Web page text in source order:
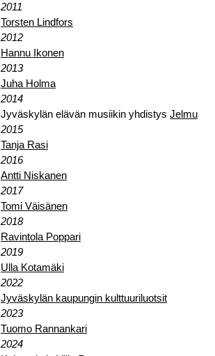
2011
Torsten Lindfors
2012
Hannu Ikonen
2013
Juha Holma
2014
Jyväskylän elävän musiikin yhdistys Jelmu
2015
Tanja Rasi
2016
Antti Niskanen
2017
Tomi Väisänen
2018
Ravintola Poppari
2019
Ulla Kotamäki
2022
Jyväskylän kaupungin kulttuuriluotsit
2023
Tuomo Rannankari
2024